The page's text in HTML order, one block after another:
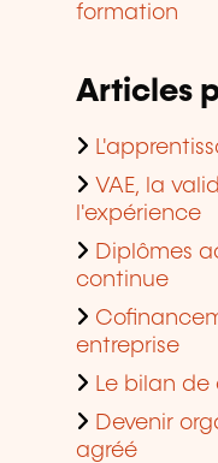
formation
Articles
VAE, la
l'expérience
Diplômes
continue
entreprise
Le bilan
Devenir
agréé